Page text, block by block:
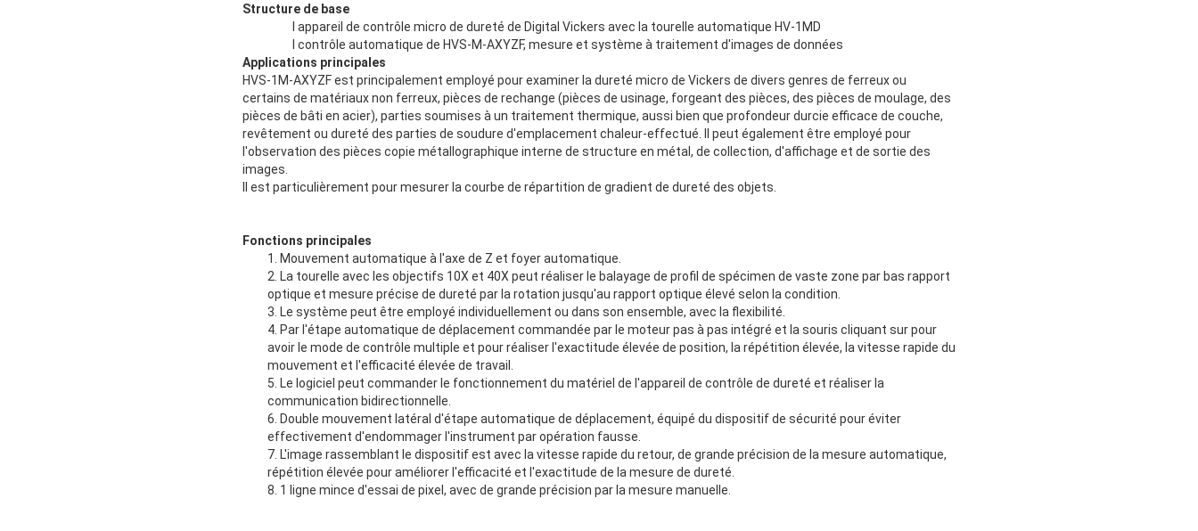
Structure de base
l appareil de contrôle micro de dureté de Digital Vickers avec la tourelle automatique HV-1MD
l contrôle automatique de HVS-M-AXYZF, mesure et système à traitement d'images de données
Applications principales
HVS-1M-AXYZF est principalement employé pour examiner la dureté micro de Vickers de divers genres de ferreux ou
certains de matériaux non ferreux, pièces de rechange (pièces de usinage, forgeant des pièces, des pièces de moulage, des
pièces de bâti en acier), parties soumises à un traitement thermique, aussi bien que profondeur durcie efficace de couche,
revêtement ou dureté des parties de soudure d'emplacement chaleur-effectué. Il peut également être employé pour
l'observation des pièces copie métallographique interne de structure en métal, de collection, d'affichage et de sortie des
images.
Il est particulièrement pour mesurer la courbe de répartition de gradient de dureté des objets.
Fonctions principales
1. Mouvement automatique à l'axe de Z et foyer automatique.
2. La tourelle avec les objectifs 10X et 40X peut réaliser le balayage de profil de spécimen de vaste zone par bas rapport
optique et mesure précise de dureté par la rotation jusqu'au rapport optique élevé selon la condition.
3. Le système peut être employé individuellement ou dans son ensemble, avec la flexibilité.
4. Par l'étape automatique de déplacement commandée par le moteur pas à pas intégré et la souris cliquant sur pour
avoir le mode de contrôle multiple et pour réaliser l'exactitude élevée de position, la répétition élevée, la vitesse rapide du
mouvement et l'efficacité élevée de travail.
5. Le logiciel peut commander le fonctionnement du matériel de l'appareil de contrôle de dureté et réaliser la
communication bidirectionnelle.
6. Double mouvement latéral d'étape automatique de déplacement, équipé du dispositif de sécurité pour éviter
effectivement d'endommager l'instrument par opération fausse.
7. L'image rassemblant le dispositif est avec la vitesse rapide du retour, de grande précision de la mesure automatique,
répétition élevée pour améliorer l'efficacité et l'exactitude de la mesure de dureté.
8. 1 ligne mince d'essai de pixel, avec de grande précision par la mesure manuelle.